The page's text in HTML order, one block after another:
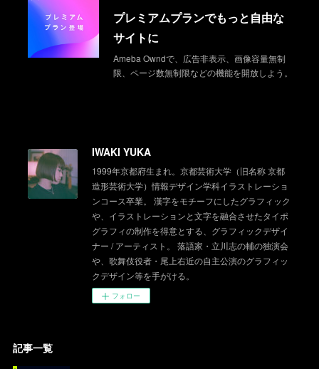
プレミアムプランでもっと自由な
サイトに
Ameba Owndで、広告非表示、画像容量無制
限、ページ数無制限などの機能を開放しよう。
IWAKI YUKA
1999年京都府生まれ。京都芸術大学（旧名称 京都
造形芸術大学）情報デザイン学科イラストレーショ
ンコース卒業。 漢字をモチーフにしたグラフィック
や、イラストレーションと文字を融合させたタイポ
グラフィの制作を得意とする、グラフィックデザイ
ナー / アーティスト。 落語家・立川志の輔の独演会
や、歌舞伎役者・尾上右近の自主公演のグラフィッ
クデザイン等を手がける。
フォロー
記事一覧